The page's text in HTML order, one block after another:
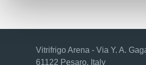
Vitrifrigo Arena - Via Y. A.
61122 Pesaro, Italy